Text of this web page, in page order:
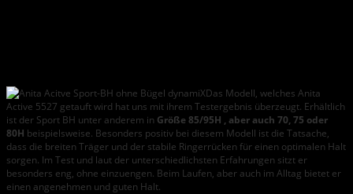
Das Modell, welches Anita
Active 5527 getauft wird hat uns mit ihrem Testergebnis überzeugt. Erhältlich
ist der Sport BH unter anderem in Größe 85/95H , aber auch 70, 75 oder
80H beispielsweise. Besonders positiv bei diesem Modell ist die Tatsache,
dass die breiten Träger und der stabile Ringerrücken für einen optimalen Halt
sorgen. Im Test und laut der unterschiedlichsten Erfahrungen sitzt er
besonders eng, ohne einzuengen. Beim Laufen, aber auch im Alltag bietet er
einen angenehmen und guten Halt.